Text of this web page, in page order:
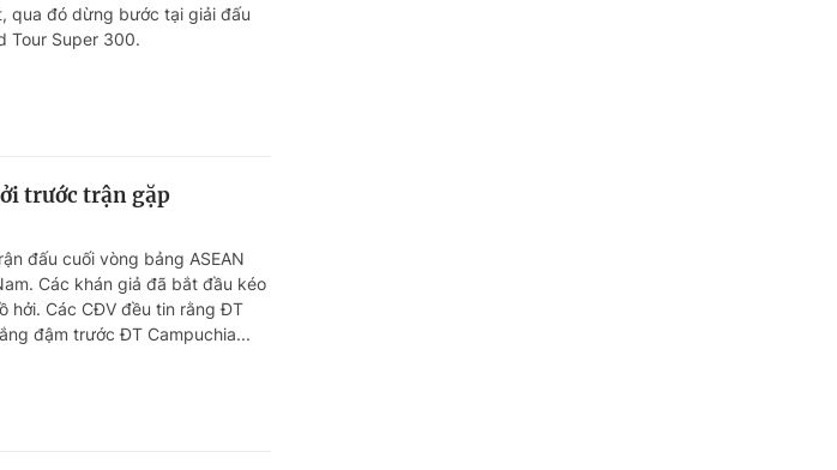
qua đó dừng bước tại giải đấu
Tour Super 300.
trước trận gặp
đấu cuối vòng bảng ASEAN
Các khán giả đã bắt đầu kéo
hởi. Các CĐV đều tin rằng ĐT
đậm trước ĐT Campuchia...